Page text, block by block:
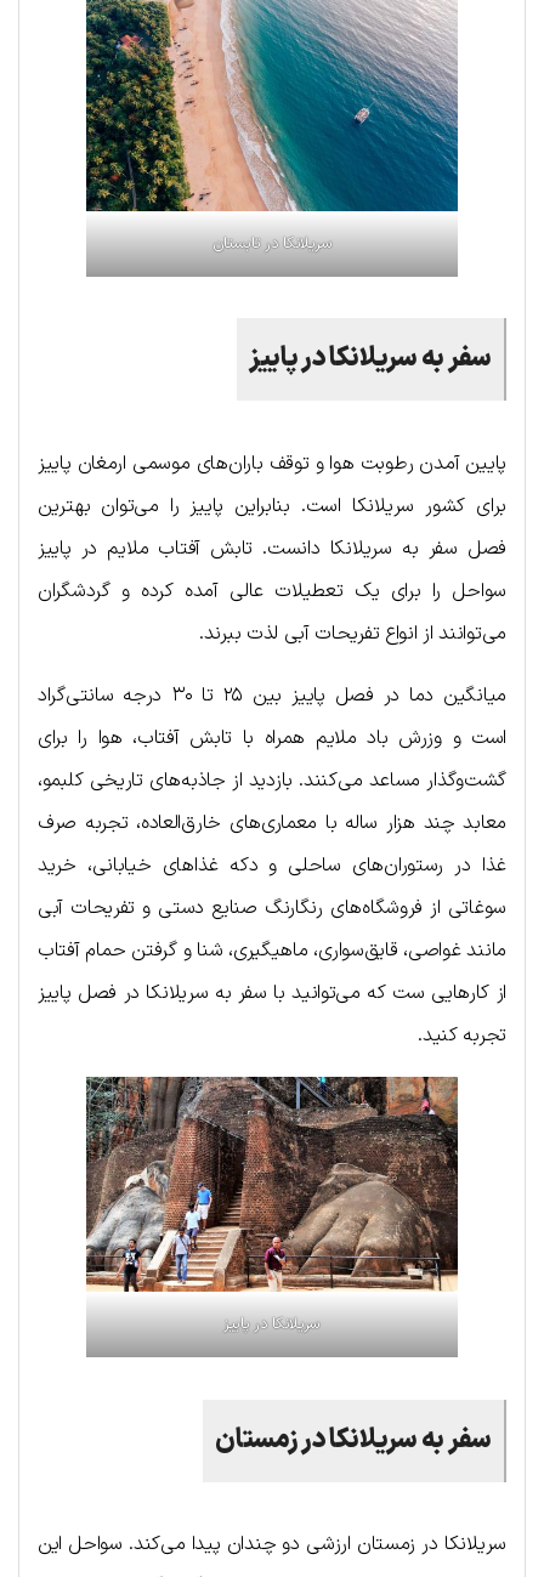
سریلانکا در تابستان
سفر به سریلانکا در پاییز
پایین آمدن رطوبت هوا و توقف باران‌های موسمی ارمغان پاییز
برای کشور سریلانکا است. بنابراین پاییز را می‌توان بهترین
فصل سفر به سریلانکا دانست. تابش آفتاب ملایم در پاییز
سواحل را برای یک تعطیلات عالی آمده کرده و گردشگران
می‌توانند از انواع تفریحات آبی لذت ببرند.
میانگین دما در فصل پاییز بین ۲۵ تا ۳۰ درجه سانتی‌گراد
است و وزرش باد ملایم همراه با تابش آفتاب، هوا را برای
گشت‌وگذار مساعد می‌کنند. بازدید از جاذبه‌های تاریخی کلبمو،
معابد چند هزار ساله با معماری‌های خارق‌العاده، تجربه صرف
غذا در رستوران‌های ساحلی و دکه غذاهای خیابانی، خرید
سوغاتی از فروشگاه‌های رنگارنگ صنایع دستی و تفریحات آبی
مانند غواصی، قایق‌سواری، ماهیگیری، شنا و گرفتن حمام آفتاب
از کارهایی ست که می‌توانید با سفر به سریلانکا در فصل پاییز
تجربه کنید.
سریلانکا در پاییز
سفر به سریلانکا در زمستان
سریلانکا در زمستان ارزشی دو چندان پیدا می‌کند. سواحل این